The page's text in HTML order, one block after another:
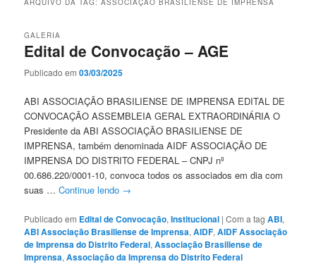
ARQUIVO DA TAG:ASSOCIAÇÃO BRASILIENSE DE IMPRENSA
Edital de Convocação – AGE
GALERIA
Publicado em03/03/2025
ABI ASSOCIAÇÃO BRASILIENSE DE IMPRENSA EDITAL DE
CONVOCAÇÃO ASSEMBLEIA GERAL EXTRAORDINÁRIA O
Presidente da ABI ASSOCIAÇÃO BRASILIENSE DE
IMPRENSA, também denominada AIDF ASSOCIAÇÃO DE
IMPRENSA DO DISTRITO FEDERAL – CNPJ nº
00.686.220/0001-10, convoca todos os associados em dia com
suas …Continue lendo →
Publicado em Edital de Convocação,Institucional |Com a tagABI,
ABI Associação Brasiliense de Imprensa,AIDF,AIDF Associação
de Imprensa do Distrito Federal,Associação Brasiliense de
Imprensa,Associação da Imprensa do Distrito Federal